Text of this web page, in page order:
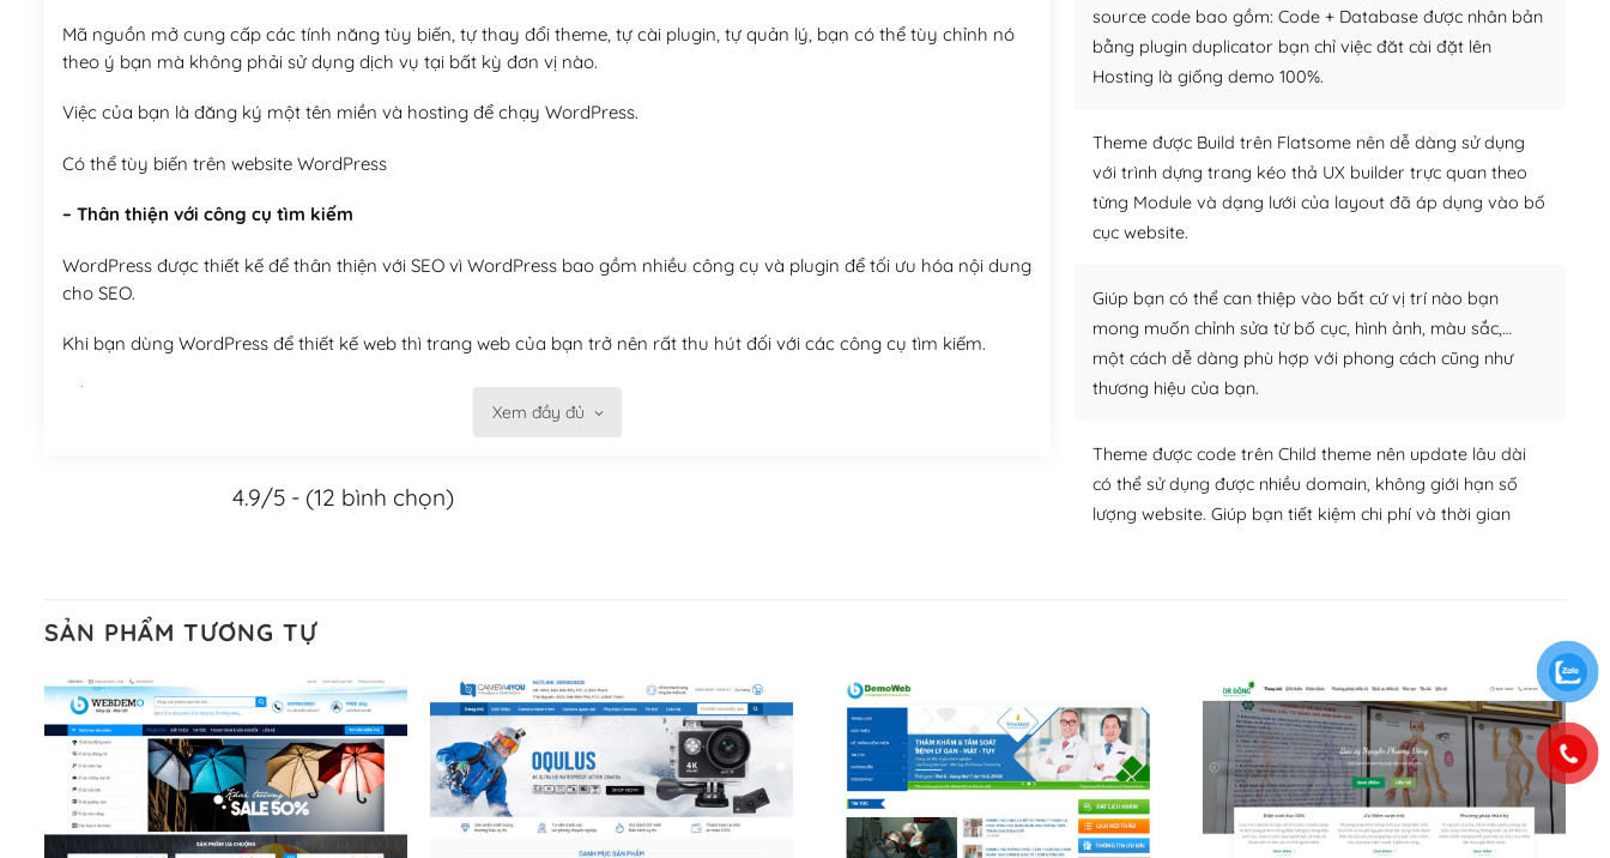
Mã nguồn mở cung cấp các tính năng tùy biến, tự thay đổi theme, tự cài plugin, tự quản lý, bạn có thể tùy chỉnh nó
theo ý bạn mà không phải sử dụng dịch vụ tại bất kỳ đơn vị nào.
Việc của bạn là đăng ký một tên miền và hosting để chạy WordPress.
Có thể tùy biến trên website WordPress
– Thân thiện với công cụ tìm kiếm
WordPress được thiết kế để thân thiện với SEO vì WordPress bao gồm nhiều công cụ và plugin để tối ưu hóa nội dung
cho SEO.
Khi bạn dùng WordPress để thiết kế web thì trang web của bạn trở nên rất thu hút đối với các công cụ tìm kiếm.
Tối ưu hóa công cụ tìm kiếm
Khi bạn sử dụng WordPress, thì vấn đề giao diện của bạn trở nên dễ dàng và nhanh chóng. Với kho Theme
– Sở hữu một cộng đồng lớn, sẵn sàng hỗ trợ
WordPress là nơi lưu trữ cho một diễn đàn cộng đồng khổng lồ được kiểm duyệt bởi các nhân viên và những người
cuồng tín WordPress.
Nếu bạn gặp khó khăn, bạn có thể lên mạng và tìm kiếm những cộng đồng WordPress, họ sẽ giúp bạn trả lời, giải
Xem đầy đủ
4.9/5 - (12 bình chọn)
source code bao gồm: Code + Database được nhân bản
bằng plugin duplicator bạn chỉ việc đăt cài đặt lên
Hosting là giống demo 100%.
Theme được Build trên Flatsome nên dễ dàng sử dụng
với trình dựng trang kéo thả UX builder trực quan theo
từng Module và dạng lưới của layout đã áp dụng vào bố
cục website.
Giúp bạn có thể can thiệp vào bất cứ vị trí nào bạn
mong muốn chỉnh sửa từ bố cục, hình ảnh, màu sắc,…
một cách dễ dàng phù hợp với phong cách cũng như
thương hiệu của bạn.
Theme được code trên Child theme nên update lâu dài
có thể sử dụng được nhiều domain, không giới hạn số
lượng website. Giúp bạn tiết kiệm chi phí và thời gian
SẢN PHẨM TƯƠNG TỰ